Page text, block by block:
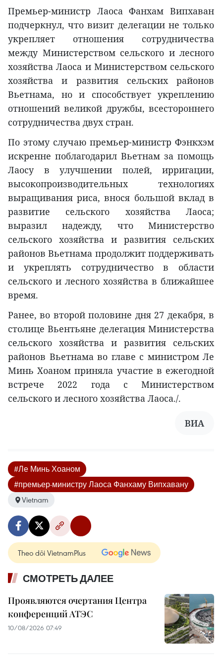
Премьер-министр Лаоса Фанхам Випхаван
подчеркнул, что визит делегации не только
укрепляет отношения сотрудничества
между Министерством сельского и лесного
хозяйства Лаоса и Министерством сельского
хозяйства и развития сельских районов
Вьетнама, но и способствует укреплению
отношений великой дружбы, всестороннего
сотрудничества двух стран.
По этому случаю премьер-министр Фэнкхэм
искренне поблагодарил Вьетнам за помощь
Лаосу в улучшении полей, ирригации,
высокопроизводительных технологиях
выращивания риса, внося большой вклад в
развитие сельского хозяйства Лаоса;
выразил надежду, что Министерство
сельского хозяйства и развития сельских
районов Вьетнама продолжит поддерживать
и укреплять сотрудничество в области
сельского и лесного хозяйства в ближайшее
время.
Ранее, во второй половине дня 27 декабря, в
столице Вьентьяне делегация Министерства
сельского хозяйства и развития сельских
районов Вьетнама во главе с министром Ле
Минь Хоаном приняла участие в ежегодной
встрече 2022 года с Министерством
сельского и лесного хозяйства Лаоса./.
ВИА
#Ле Минь Хоаном
#премьер-министру Лаоса Фанхаму Випхавану
Vietnam
Theo dõi VietnamPlus
СМОТРЕТЬ ДАЛЕЕ
Проявляются очертания Центра
конференций АТЭС
10/08/2026 07:49